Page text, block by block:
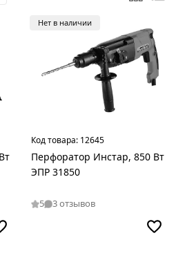
Нет в наличии
Код товара: 12645
Перфоратор Инстар, 850 Вт
ЭПР 31850
5 3 отзывов